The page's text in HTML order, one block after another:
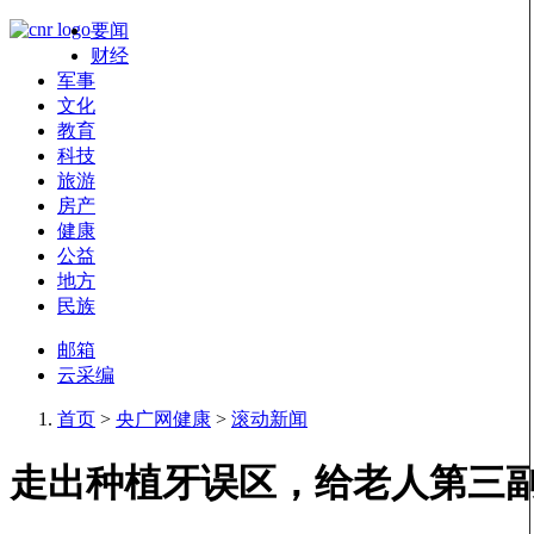
要闻
财经
军事
文化
教育
科技
旅游
房产
健康
公益
地方
民族
邮箱
云采编
首页 > 央广网健康 > 滚动新闻
走出种植牙误区，给老人第三